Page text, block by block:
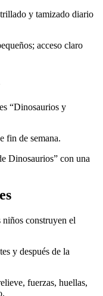
y tamizado diario
acceso claro
“Dinosaurios y
fin de semana.
Dinosaurios” con una
niños construyen el
y después de la
fuerzas, huellas,